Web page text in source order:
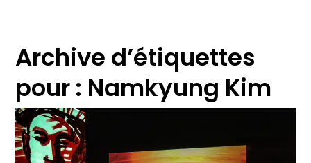
Archive d’étiquettes
pour : Namkyung Kim